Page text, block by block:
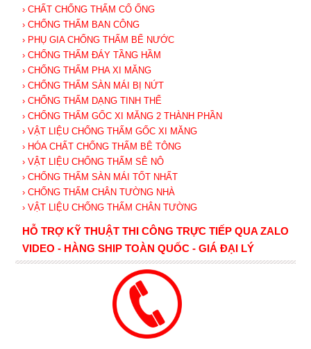
› CHẤT CHỐNG THẤM CỔ ỐNG
› CHỐNG THẤM BAN CÔNG
› PHỤ GIA CHỐNG THẤM BỂ NƯỚC
› CHỐNG THẤM ĐÁY TẦNG HẦM
› CHỐNG THẤM PHA XI MĂNG
› CHỐNG THẤM SÀN MÁI BỊ NỨT
› CHỐNG THẤM DẠNG TINH THỂ
› CHỐNG THẤM GỐC XI MĂNG 2 THÀNH PHẦN
› VẬT LIỆU CHỐNG THẤM GỐC XI MĂNG
› HÓA CHẤT CHỐNG THẤM BÊ TÔNG
› VẬT LIỆU CHỐNG THẤM SÊ NÔ
› CHỐNG THẤM SÀN MÁI TỐT NHẤT
› CHỐNG THẤM CHÂN TƯỜNG NHÀ
› VẬT LIỆU CHỐNG THẤM CHÂN TƯỜNG
HỖ TRỢ KỸ THUẬT THI CÔNG TRỰC TIẾP QUA ZALO
VIDEO - HÀNG SHIP TOÀN QUỐC - GIÁ ĐẠI LÝ